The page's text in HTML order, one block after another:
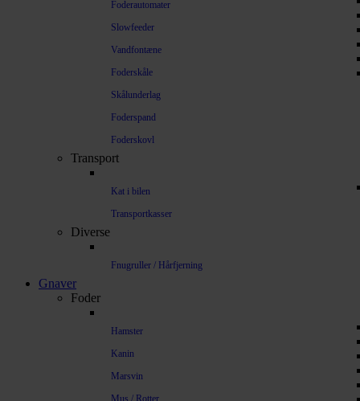
Foderautomater
Slowfeeder
Vandfontæne
Foderskåle
Skålunderlag
Foderspand
Foderskovl
Transport
Kat i bilen
Transportkasser
Diverse
Fnugruller / Hårfjerning
Gnaver
Foder
Hamster
Kanin
Marsvin
Mus / Rotter